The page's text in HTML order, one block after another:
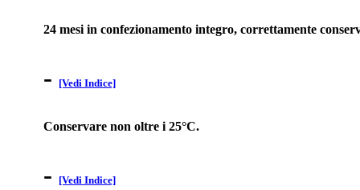
24 mesi in confezionamento integro, correttamente
- [Vedi Indice]
Conservare non oltre i 25°C.
- [Vedi Indice]